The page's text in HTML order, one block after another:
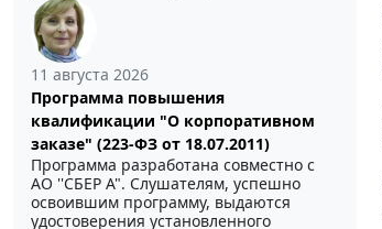
11 августа 2026
Программа повышения
квалификации "О корпоративном
заказе" (223-ФЗ от 18.07.2011)
Программа разработана совместно с
АО ''СБЕР А". Слушателям, успешно
освоившим программу, выдаются
удостоверения установленного